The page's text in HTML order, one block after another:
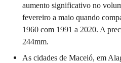
aumento significativo no
fevereiro a maio quando
1960 com 1991 a 2020. A
244mm.
As cidades de Maceió, em